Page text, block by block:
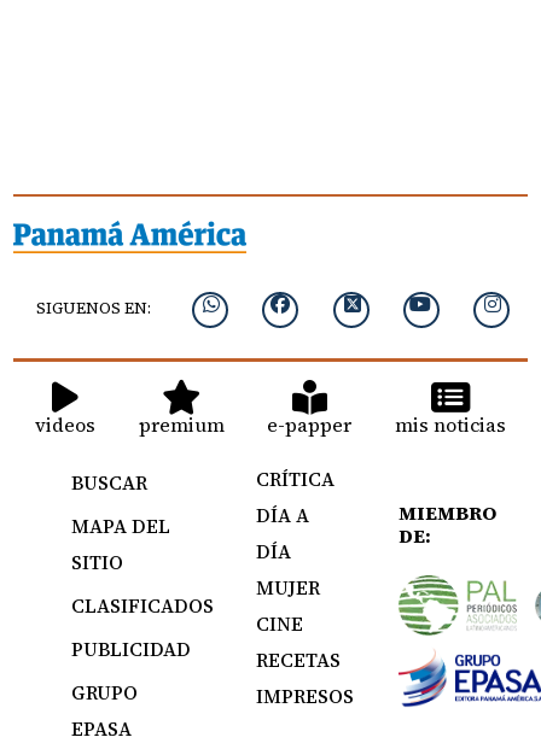
SIGUENOS EN:
videos premium e-papper mis noticias
BUSCAR
MAPA DEL
SITIO
CLASIFICADOS
PUBLICIDAD
GRUPO
EPASA
CRÍTICA
DÍA A
DÍA
MUJER
CINE
RECETAS
IMPRESOS
MIEMBRO
DE: